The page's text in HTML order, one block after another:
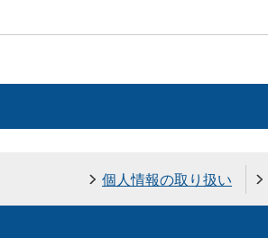
個人情報の取り扱い